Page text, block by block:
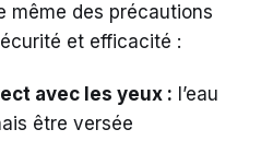
même des précautions
et efficacité :
avec les yeux : l’eau
être versée